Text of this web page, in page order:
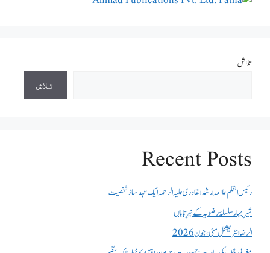
تلاش
تلاش
Recent Posts
رئیس القلم علامہ ارشد القادری علیہ الرحمہ ایک عہد ساز شخصیت
شیرِ بہار سلسلۂ رضویہ کے نیرِ تاباں
الرضا انٹر نیشنل مئی، جون 2026